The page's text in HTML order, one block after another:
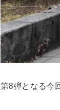
第8弾となる今